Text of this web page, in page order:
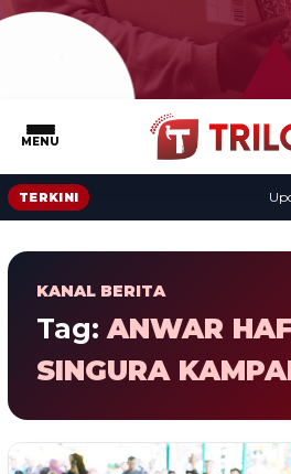
MENU
TERKINI
KANAL BERITA
Tag: ANWAR
SINGURA